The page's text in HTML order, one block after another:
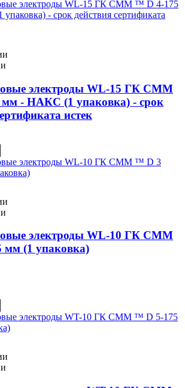
электроды WL-15 ГК СММ
- НАКС (1 упаковка) - срок
истек
электроды WL-10 ГК СММ
мм (1 упаковка)